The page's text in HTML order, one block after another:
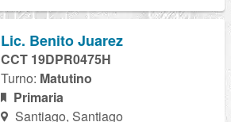
Lic. Benito Juarez
CCT 19DPR0475H
Turno: Matutino
Primaria
Santiago, Santiago